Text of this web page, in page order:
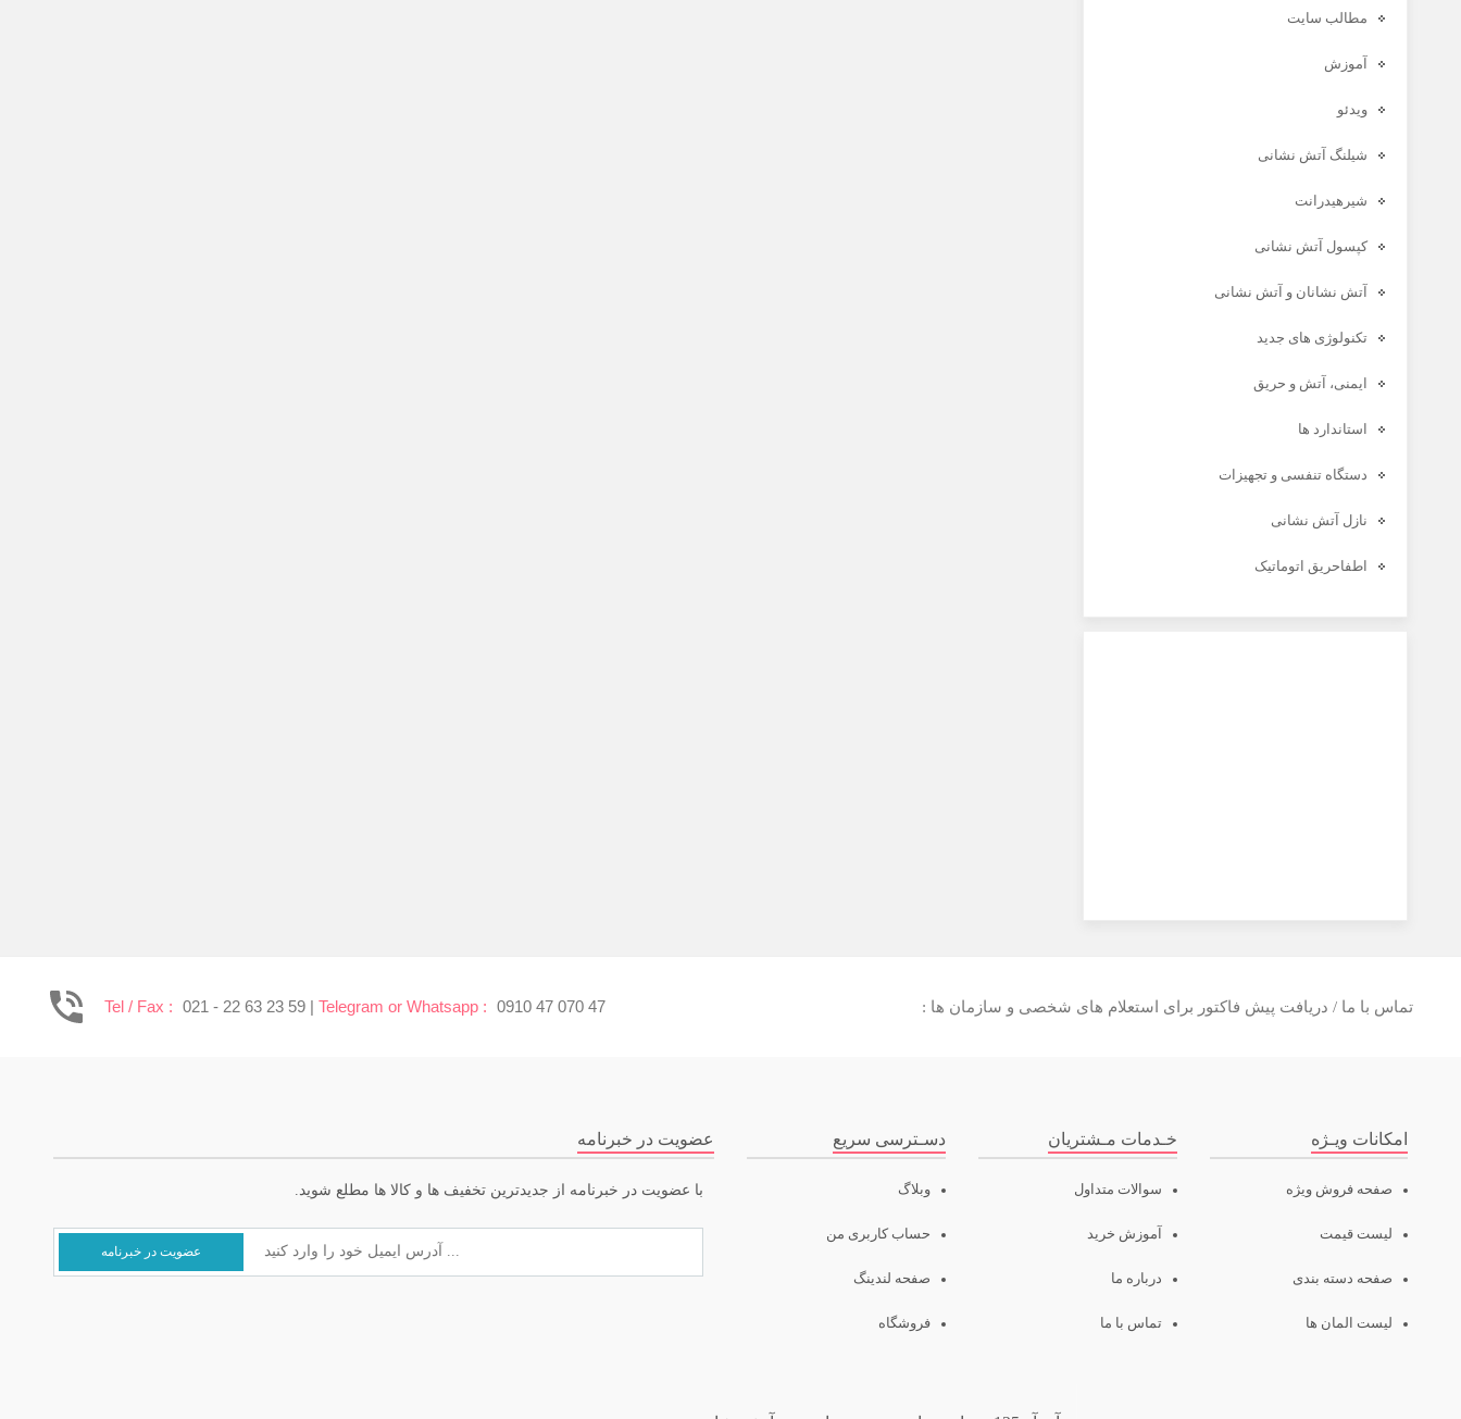
مطالب سایت
آموزش
ویدئو
شیلنگ آتش نشانی
شیرهیدرانت
کپسول آتش نشانی
آتش نشانان و آتش نشانی
تکنولوژی های جدید
ایمنی، آتش و حریق
استاندارد ها
دستگاه تنفسی و تجهیزات
نازل آتش نشانی
اطفاحریق اتوماتیک
تماس با ما / دریافت پیش فاکتور برای استعلام های شخصی و سازمان ها : Tel / Fax : 021 - 22 63 23 59 |Telegram or Whatsapp : 0910 47 070 47
امکانات ویـژه
صفحه فروش ویژه
لیست قیمت
صفحه دسته بندی
لیست المان ها
خـدمات مـشتریان
سوالات متداول
آموزش خرید
درباره ما
تماس با ما
دسـترسی سریع
وبلاگ
حساب کاربری من
صفحه لندینگ
فروشگاه
عضویت در خبرنامه
با عضویت در خبرنامه از جدیدترین تخفیف ها و کالا ها مطلع شوید.